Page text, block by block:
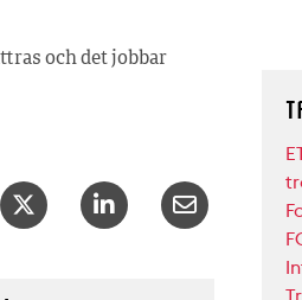
och det jobbar